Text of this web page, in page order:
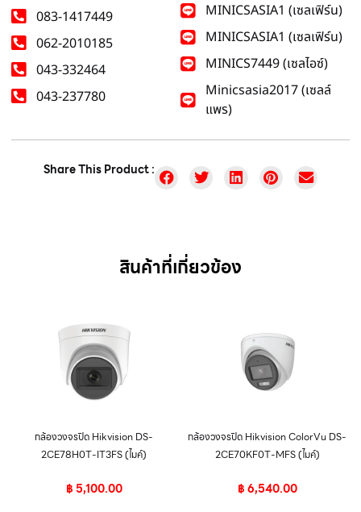
083-1417449
062-2010185
043-332464
043-237780
MINICSASIA1 (เซลเฟิร์น)
MINICSASIA1 (เซลเฟิร์น)
MINICS7449 (เซลไอซ์)
Minicsasia2017 (เซลล์
แพร)
Share This Product :
สินค้าที่เกี่ยวข้อง
กล้องวงจรปิด Hikvision DS-
2CE78H0T-IT3FS (ไมค์)
฿5,100.00
กล้องวงจรปิด Hikvision ColorVu DS-
2CE70KF0T-MFS (ไมค์)
฿6,540.00